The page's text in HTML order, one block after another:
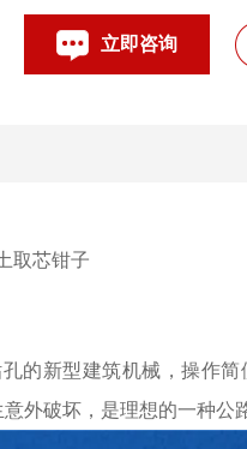
立即咨询
的新型建筑机械，操作
外破坏，是理想的一种公